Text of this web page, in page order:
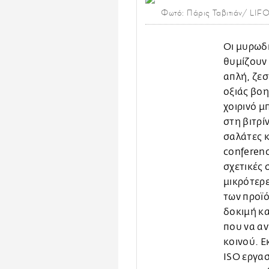
Φωτό: Πάρις Ταβιτιάν/
Οι
απλή,
οξιάς
χοιρινό
στη
σαλάτες
σχετικές
των
δοκιμή
που να
κοινού.
ISO